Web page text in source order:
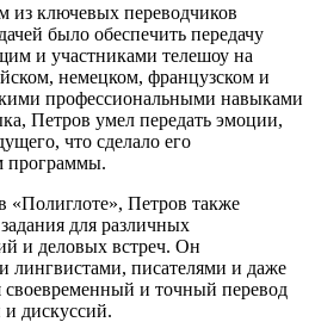
из ключевых переводчиков
было обеспечить передачу
и участниками телешоу на
немецком, французском и
профессиональными навыками
Петров умел передать эмоции,
что сделало его
программы.
«Полиглоте», Петров также
для различных
и деловых встреч. Он
лингвистами, писателями и даже
своевременный и точный перевод
дискуссий.